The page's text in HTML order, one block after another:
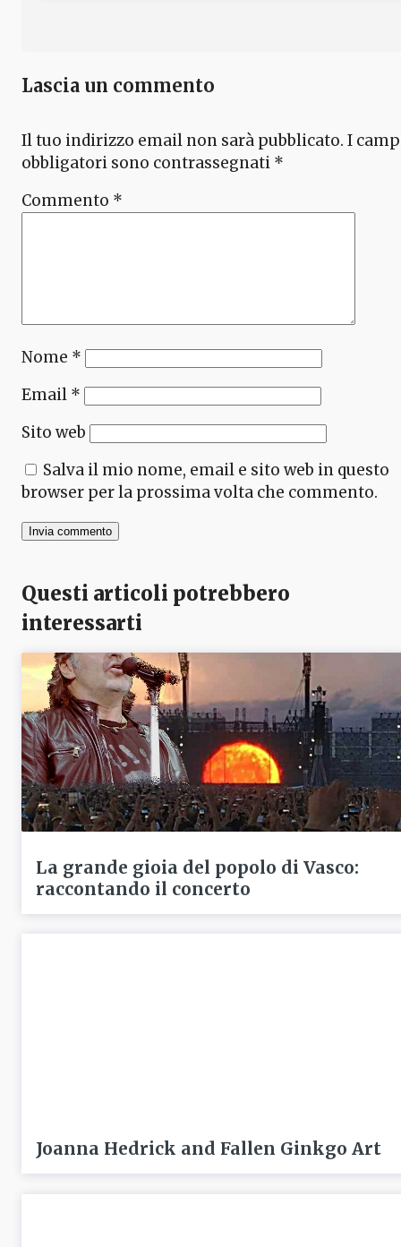
Lascia un commento
Il tuo indirizzo email non sarà pubblicato. I
obbligatori sono contrassegnati *
Commento *
Nome *
Email *
Sito web
Salva il mio nome, email e sito web in questo
browser per la prossima volta che commento.
Questi articoli potrebbero
interessarti
La grande gioia del popolo di Vasco:
raccontando il concerto
Joanna Hedrick and Fallen Ginkgo Art